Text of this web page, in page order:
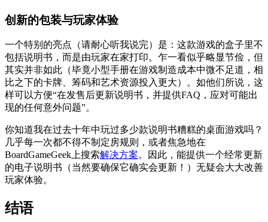
创新的包装与玩家体验
一个特别的亮点（请耐心听我说完）是：这款游戏的盒子里不
包括说明书，而是由玩家在家打印。乍一看似乎略显节俭，但
其实并非如此（毕竟小型手册在游戏制造成本中微不足道，相
比之下的卡牌、筹码和艺术资源投入更大）。如他们所说，这
样可以方便“在发售后更新说明书，并提供FAQ，应对可能出
现的任何意外问题”。
你知道我在过去十年中玩过多少款说明书糟糕的桌面游戏吗？
几乎每一次都不得不制定房规则，或者焦急地在
BoardGameGeek上搜索解决方案。因此，能提供一个经常更新
的电子说明书（当然要确保它确实会更新！）无疑会大大改善
玩家体验。
结语